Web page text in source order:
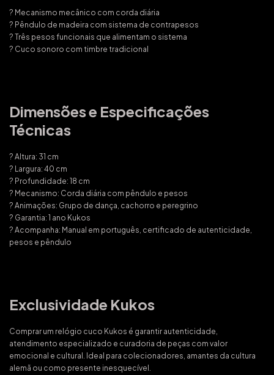
? Mecanismo mecânico com corda diária
? Pêndulo de madeira com sistema de contrapesos
? Três pesos funcionais que alimentam o sistema
? Cuco sonoro com timbre tradicional
Dimensões e Especificações
Técnicas
? Altura: 31 cm
? Largura: 40 cm
? Profundidade: 18 cm
? Mecanismo: Corda diária com pêndulo e pesos
? Animações: Grupo de dança, cachorro e peregrino
? Garantia: 1 ano Kukos
? Acompanha: Manual em português, certificado de autenticidade,
pesos e pêndulo
Exclusividade Kukos
Comprar um relógio cuco Kukos é garantir autenticidade,
atendimento especializado e curadoria de peças com valor
emocional e cultural. Ideal para colecionadores, amantes da cultura
alemã ou como presente inesquecível.